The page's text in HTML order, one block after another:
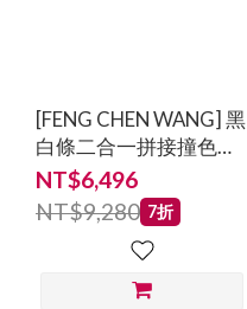
[FENG CHEN WANG] 黑
白條二合一拼接撞色長
袖 T 恤
NT$6,496
NT$9,280 7折